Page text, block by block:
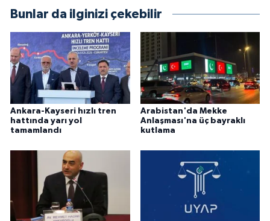
Bunlar da ilginizi çekebilir
Ankara-Kayseri hızlı tren
hattında yarı yol
tamamlandı
Arabistan'da Mekke
Anlaşması'na üç bayraklı
kutlama